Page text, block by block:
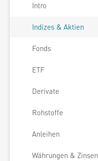
Intro
Indizes & Aktien
Fonds
ETF
Derivate
Rohstoffe
Anleihen
Währungen & Zinsen